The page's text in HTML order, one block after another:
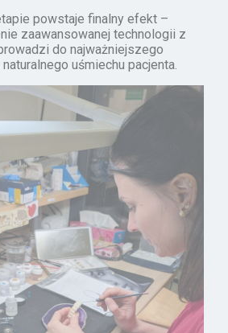
powstaje finalny efekt –
zaawansowanej technologii z
do najważniejszego
uśmiechu pacjenta.